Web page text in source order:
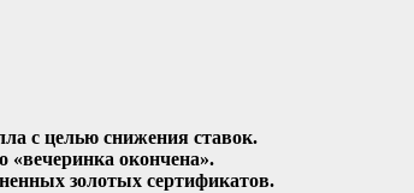
с целью снижения ставок.
окончена».
золотых сертификатов.